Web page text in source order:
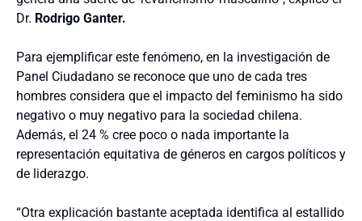
Dr. Rodrigo Ganter.
Para ejemplificar este fenómeno, en la investigación de
Panel Ciudadano se reconoce que uno de cada tres
hombres considera que el impacto del feminismo ha sido
negativo o muy negativo para la sociedad chilena.
Además, el 24 % cree poco o nada importante la
representación equitativa de géneros en cargos políticos y
de liderazgo.
“Otra explicación bastante aceptada identifica al estallido